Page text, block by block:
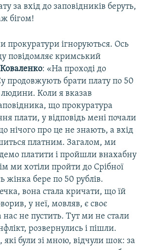
за вхід до заповідників беруть,
бігом!
прокуратури ігноруються. Ось
повідомляє кримський
: «На проході до
продовжують брати плату по 50
людини. Коли я вказав
що прокуратура
плати, у відповідь мені почали
нічого про це не знають, а вхід
платним. Загалом, ми
платити і пройшли внахабну
ми хотіли пройти до Срібної
жінка бере по 50 рублів.
вона стала кричати, що їй
у неї, мовляв, є своє
нас не пустить. Тут ми не стали
розвернулись і пішли.
які були зі мною, відчули шок: за